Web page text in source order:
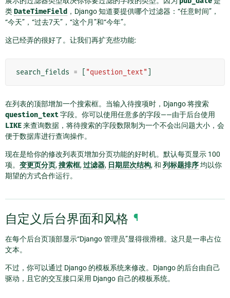
类DateTimeField ，Django 知道要提供哪个过滤器：“任意时间”，
“今天”，“过去7天”，“这个月”和“今年”。
这已经弄的很好了。让我们再扩充些功能:
search_fields = "question_text"
在列表的顶部增加一个搜索框。当输入待搜项时，Django 将搜索
question_text字段。你可以使用任意多的字段——由于后台使用
LIKE来查询数据，将待搜索的字段数限制为一个不会出问题大小，会
便于数据库进行查询操作。
现在是给你的修改列表页增加分页功能的好时机。默认每页显示 100
项。 变更页分页,搜索框,过滤器, 日期层次结构, 和 列标题排序均以你
期望的方式合作运行。
自定义后台界面和风格 ¶
在每个后台页顶部显示“Django 管理员”显得很滑稽。这只是一串占位
文本。
不过，你可以通过 Django 的模板系统来修改。Django 的后台由自己
驱动，且它的交互接口采用 Django 自己的模板系统。